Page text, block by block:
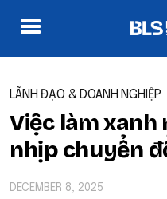
LÃNH ĐẠO & DOANH NGHIỆP
Việc làm
nhịp chuyển
DECEMBER 8, 2025